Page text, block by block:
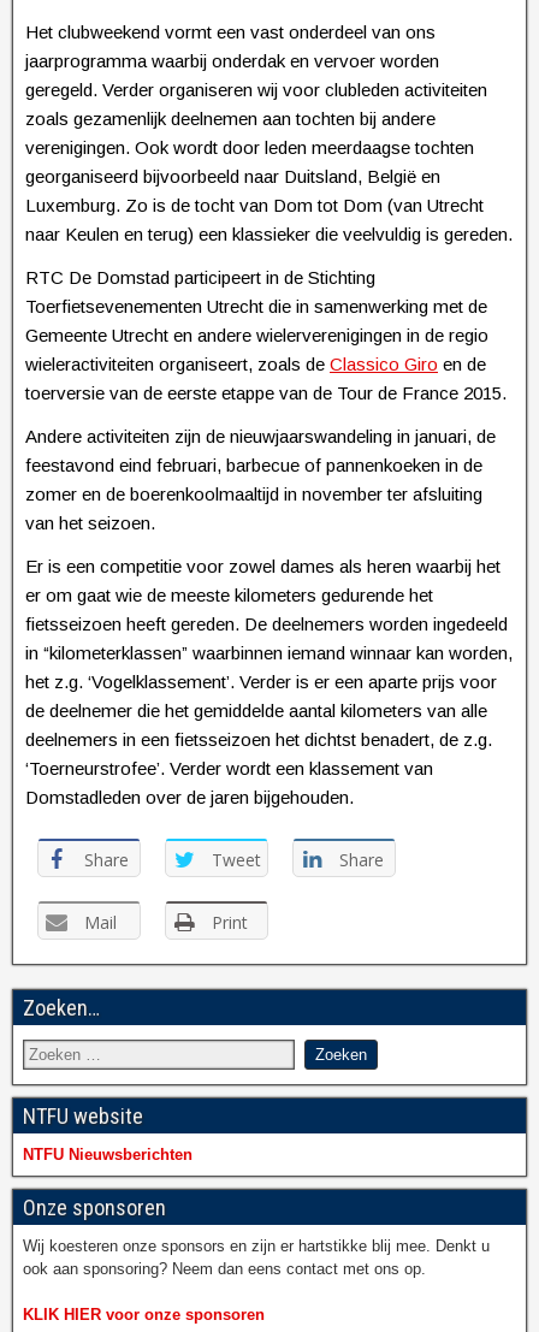
Het clubweekend vormt een vast onderdeel van ons
jaarprogramma waarbij onderdak en vervoer worden
geregeld. Verder organiseren wij voor clubleden activiteiten
zoals gezamenlijk deelnemen aan tochten bij andere
verenigingen. Ook wordt door leden meerdaagse tochten
georganiseerd bijvoorbeeld naar Duitsland, België en
Luxemburg. Zo is de tocht van Dom tot Dom (van Utrecht
naar Keulen en terug) een klassieker die veelvuldig is gereden.
RTC De Domstad participeert in de Stichting
Toerfietsevenementen Utrecht die in samenwerking met de
Gemeente Utrecht en andere wielerverenigingen in de regio
wieleractiviteiten organiseert, zoals de Classico Giro en de
toerversie van de eerste etappe van de Tour de France 2015.
Andere activiteiten zijn de nieuwjaarswandeling in januari, de
feestavond eind februari, barbecue of pannenkoeken in de
zomer en de boerenkoolmaaltijd in november ter afsluiting
van het seizoen.
Er is een competitie voor zowel dames als heren waarbij het
er om gaat wie de meeste kilometers gedurende het
fietsseizoen heeft gereden. De deelnemers worden ingedeeld
in “kilometerklassen” waarbinnen iemand winnaar kan worden,
het z.g. ‘Vogelklassement’. Verder is er een aparte prijs voor
de deelnemer die het gemiddelde aantal kilometers van alle
deelnemers in een fietsseizoen het dichtst benadert, de z.g.
‘Toerneurstrofee’. Verder wordt een klassement van
Domstadleden over de jaren bijgehouden.
Share Tweet Share
Mail Print
Zoeken…
NTFU website
NTFU Nieuwsberichten
Onze sponsoren
Wij koesteren onze sponsors en zijn er hartstikke blij mee. Denkt u
ook aan sponsoring? Neem dan eens contact met ons op.
KLIK HIER voor onze sponsoren